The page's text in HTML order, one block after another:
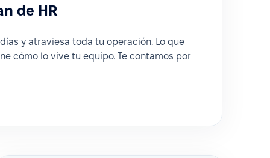
de HR
y atraviesa toda tu operación. Lo que
cómo lo vive tu equipo. Te contamos por